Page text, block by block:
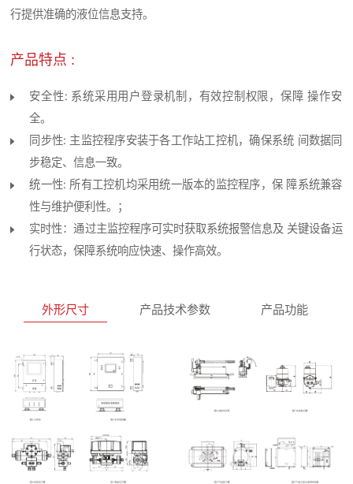
行提供准确的液位信息支持。
产品特点 :
安全性: 系统采用用户登录机制，有效控制权限，保障 操作安
全。
同步性: 主监控程序安装于各工作站工控机，确保系统 间数据同
步稳定、信息一致。
统一性: 所有工控机均采用统一版本的监控程序，保 障系统兼容
性与维护便利性。；
实时性：通过主监控程序可实时获取系统报警信息及 关键设备运
行状态，保障系统响应快速、操作高效。
外形尺寸 产品技术参数 产品功能